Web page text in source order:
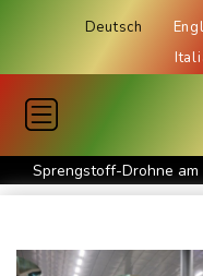
Deutsch
Sprengstoff-Drohne am
Bundesanwaltschaft
Millionen Dollar zahlen